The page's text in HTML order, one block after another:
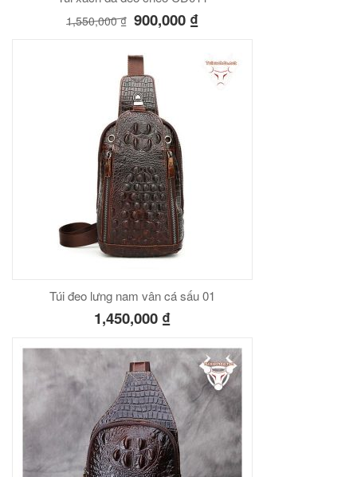
1,550,000₫ 900,000 ₫
Túi đeo lưng nam vân cá sấu 01
1,450,000 ₫